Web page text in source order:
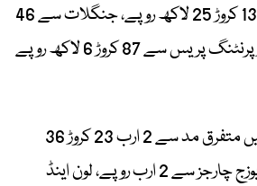
روپے، لینڈ ریکارڈ سے 13 کروڑ 25 لاکھ روپے، جنگلات سے 46
کروڑ 34 لاکھ روپے، اور پرنٹنگ پریس سے 87 کروڑ 6 لاکھ روپے
آمدن کے دیگر ذرائع میں متفرق مد سے 2 ارب 23 کروڑ 36
لاکھ 61 ہزار روپے، واٹر یوزج چارجز سے 2 ارب روپے، لون اینڈ